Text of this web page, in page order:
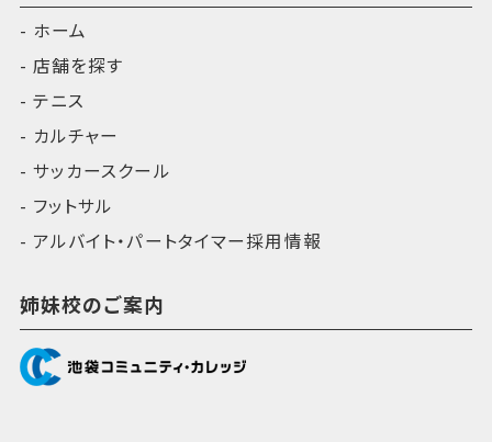
ホーム
店舗を探す
テニス
カルチャー
サッカースクール
フットサル
アルバイト・パートタイマー採用情報
姉妹校のご案内